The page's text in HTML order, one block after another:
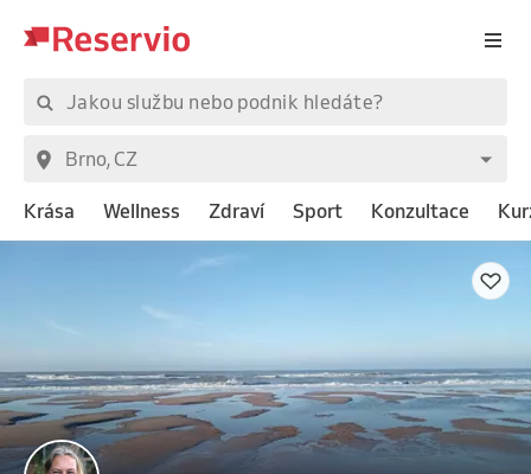
Krása Wellness Zdraví Sport Konzultace